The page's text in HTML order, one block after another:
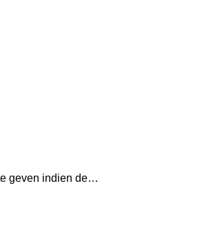
geven indien de…